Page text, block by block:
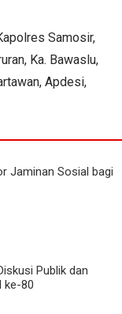
Samosir,
Ka. Bawaslu,
Apdesi,
Jaminan Sosial bagi
Publik dan
ke-80